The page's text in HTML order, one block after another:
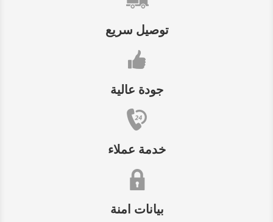
توصيل سريع
جودة عالية
خدمة عملاء
بيانات امنة